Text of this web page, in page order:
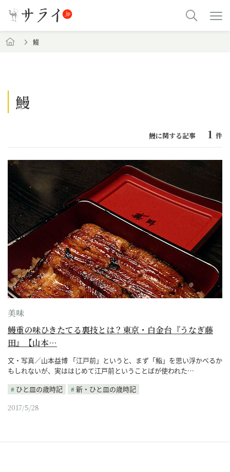
鰻
鰻
鰻に関する記事 1 件
美味
鰻重の味ひきたてる裏技とは？東京・白金台『うなぎ藤
田』【山本…
文・写真／山本益博 「江戸前」というと、まず「鮨」を思い浮かべるか
もしれないが、実ははじめて江戸前ということばが使われた…
ひと皿の歳時記
新・ひと皿の歳時記
2017/5/28